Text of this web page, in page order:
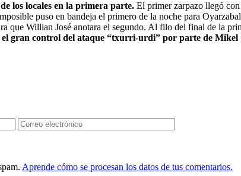
los locales en la primera parte. El primer zarpazo llegó
puso en bandeja el primero de la noche para
que Willian José anotara el segundo. Al filo del final de la
el gran control del ataque “txurri-urdi” por parte de
Aprende cómo se procesan los datos de tus comentarios.